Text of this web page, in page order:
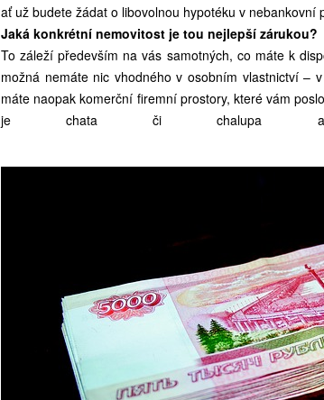
ať už budete žádat o libovolnou hypotéku v
Jaká konkrétní nemovitost je tou nejlepší zárukou?
To záleží především na vás samotných, co máte k
možná nemáte nic vhodného v osobním vlastnictví –
máte naopak komerční firemní prostory, které vám
je chata či chalupa